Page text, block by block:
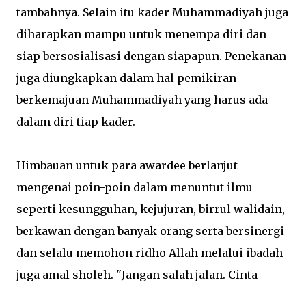
tambahnya. Selain itu kader Muhammadiyah juga
diharapkan mampu untuk menempa diri dan
siap bersosialisasi dengan siapapun. Penekanan
juga diungkapkan dalam hal pemikiran
berkemajuan Muhammadiyah yang harus ada
dalam diri tiap kader.
Himbauan untuk para awardee berlanjut
mengenai poin-poin dalam menuntut ilmu
seperti kesungguhan, kejujuran, birrul walidain,
berkawan dengan banyak orang serta bersinergi
dan selalu memohon ridho Allah melalui ibadah
juga amal sholeh. "Jangan salah jalan. Cinta